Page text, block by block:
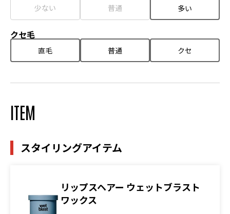
少ない 普通 多い
クセ毛
直毛 普通 クセ
ITEM
スタイリングアイテム
リップスヘアー ウェットブラスト
ワックス